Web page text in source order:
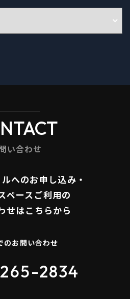
い合わせ
へのお申し込み・
ペースご利用の
せはこちらから
のお問い合わせ
2834